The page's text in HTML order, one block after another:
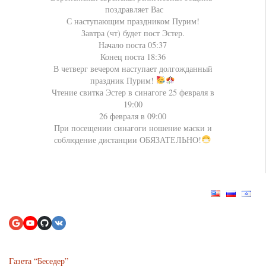
поздравляет Вас
С наступающим праздником Пурим!
Завтра (чт) будет пост Эстер.
Начало поста 05:37
Конец поста 18:36
В четверг вечером наступает долгожданный
праздник Пурим!
Чтение свитка Эстер в синагоге 25 февраля в
19:00
26 февраля в 09:00
При посещении синагоги ношение маски и
соблюдение дистанции ОБЯЗАТЕЛЬНО!
Газета “Беседер”